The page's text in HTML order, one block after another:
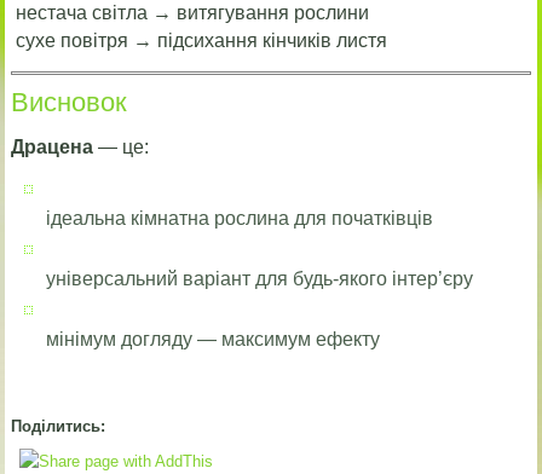
нестача світла → витягування рослини
сухе повітря → підсихання кінчиків листя
Висновок
Драцена — це:
ідеальна кімнатна рослина для початківців
універсальний варіант для будь-якого інтер’єру
мінімум догляду — максимум ефекту
Поділитись: